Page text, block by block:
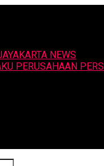
NEWS
PERUSAHAAN PERS